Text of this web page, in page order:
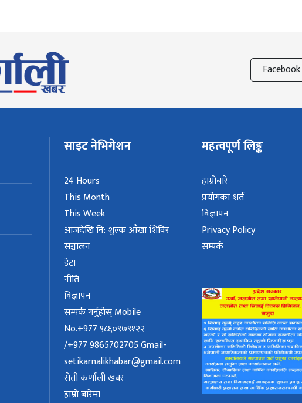
Facebook
साइट नेभिगेशन
24 Hours
This Month
This Week
आजदेखि नि: शुल्क आँखा शिविर
सञ्चालन
डेटा
नीति
विज्ञापन
सम्पर्क गर्नुहोस् Mobile
No.+977 ९८६०९७९१२२
/+977 9865702705Gmail-
setikarnalikhabar@gmail.com
सेती कर्णाली खबर
हाम्रो बारेमा
महत्वपूर्ण लिङ्क
हाम्रोबारे
प्रयोगका शर्त
विज्ञापन
Privacy Policy
सम्पर्क